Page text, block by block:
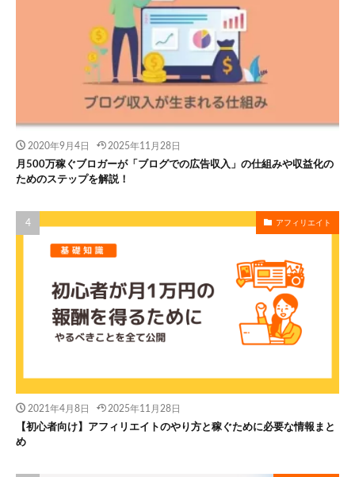
2020年9月4日 2025年11月28日
月500万稼ぐブロガーが「ブログでの広告収入」の仕組みや収益化の
ためのステップを解説！
アフィリエイト
2021年4月8日 2025年11月28日
【初心者向け】アフィリエイトのやり方と稼ぐために必要な情報まと
め